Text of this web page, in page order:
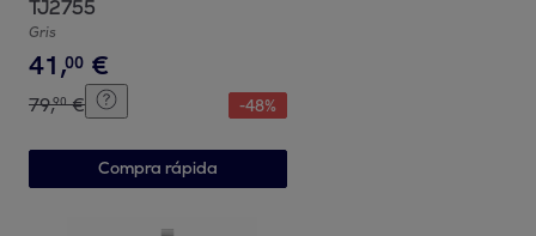
TJ2755
Gris
41,00 €
79,90 € -48%
Compra rápida